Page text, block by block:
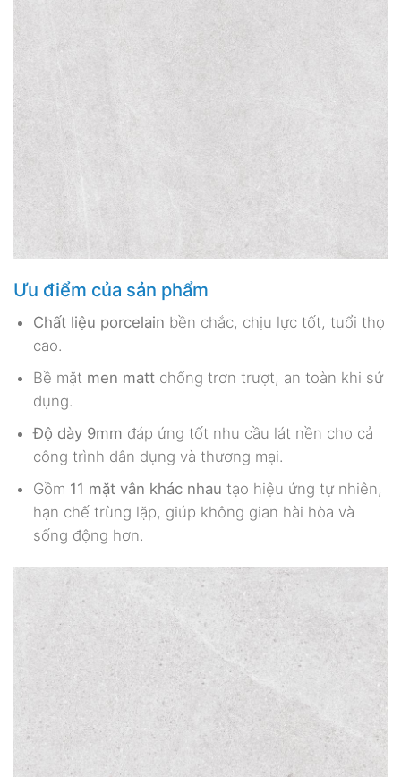
Ưu điểm của sản phẩm
Chất liệu porcelain bền chắc, chịu lực tốt, tuổi thọ
cao.
Bề mặt men mattchống trơn trượt, an toàn khi sử
dụng.
Độ dày 9mm đáp ứng tốt nhu cầu lát nền cho cả
công trình dân dụng và thương mại.
Gồm 11 mặt vân khác nhau tạo hiệu ứng tự nhiên,
hạn chế trùng lặp, giúp không gian hài hòa và
sống động hơn.